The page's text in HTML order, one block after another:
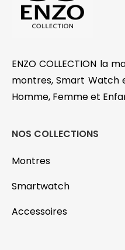
ENZO COLLECTION la
montres, Smart Watch
Homme, Femme et
NOS COLLECTIONS
Montres
Smartwatch
Accessoires